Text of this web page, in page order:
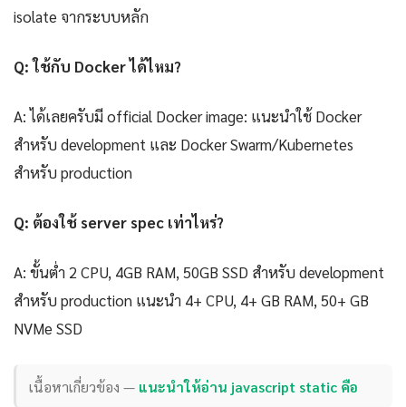
isolate จากระบบหลัก
Q: ใช้กับ Docker ได้ไหม?
A: ได้เลยครับมี official Docker image: แนะนำใช้ Docker
สำหรับ development และ Docker Swarm/Kubernetes
สำหรับ production
Q: ต้องใช้ server spec เท่าไหร่?
A: ขั้นต่ำ 2 CPU, 4GB RAM, 50GB SSD สำหรับ development
สำหรับ production แนะนำ 4+ CPU, 4+ GB RAM, 50+ GB
NVMe SSD
เนื้อหาเกี่ยวข้อง — แนะนำให้อ่าน javascript static คือ